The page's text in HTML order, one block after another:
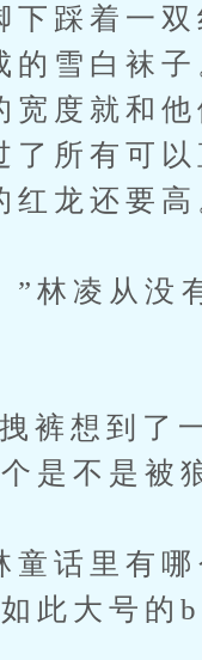
踩着一
雪白袜
度就和
所有可
龙还要高
凌从没
想到了
是不是被
话里有哪
此大号的